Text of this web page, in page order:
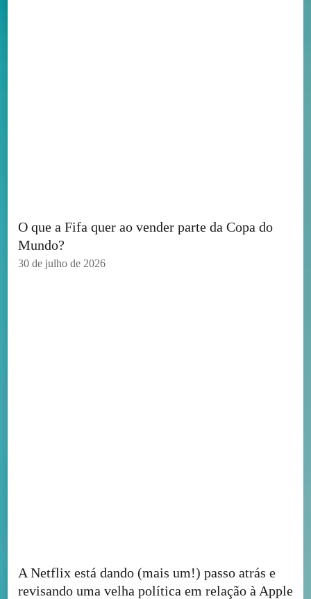
O que a Fifa quer ao vender parte da Copa do
Mundo?
30 de julho de 2026
A Netflix está dando (mais um!) passo atrás e
revisando uma velha política em relação à Apple